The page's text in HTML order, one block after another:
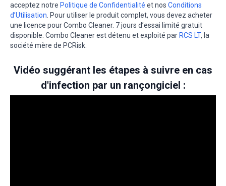
acceptez notre Politique de Confidentialité et nos Conditions
d’Utilisation . Pour utiliser le produit complet, vous devez acheter
une licence pour Combo Cleaner. 7 jours d’essai limité gratuit
disponible. Combo Cleaner est détenu et exploité par RCS LT, la
société mère de PCRisk.
Vidéo suggérant les étapes à suivre en cas
d'infection par un rançongiciel :